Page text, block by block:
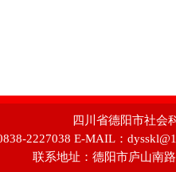
四川省德阳市社会
2227038 E-MAIL：
联系地址：德阳市庐山南